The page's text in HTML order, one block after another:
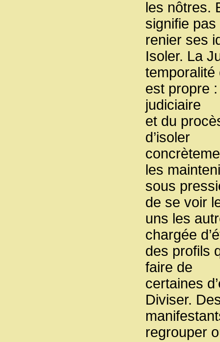
les nôtres.
signifie pas
renier ses
Isoler. La
temporalité
est propre
judiciaire
et du
d’isoler
les
sous
de se voir
uns les
chargée
des profils
faire de
certaines
Diviser.
regrouper